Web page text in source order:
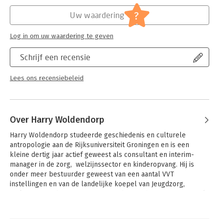
IT-management / ICT
Schrijf een recensie
Lees ons recensiebeleid
Uw waardering ?
Log in om uw waardering te geven
Over Harry Woldendorp
Harry Woldendorp studeerde geschiedenis en culturele
antropologie aan de Rijksuniversiteit Groningen en is een
kleine dertig jaar actief geweest als consultant en interim-
manager in de zorg,  welzijnssector en kinderopvang. Hij is
onder meer bestuurder geweest van een aantal VVT
instellingen en van de landelijke koepel van Jeugdzorg,